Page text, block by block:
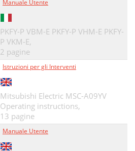
Manuale Utente
PKFY-P VBM-E PKFY-P VHM-E PKFY-
P VKM-E,
2 pagine
Istruzioni per gli Interventi
Mitsubishi Electric MSC-A09YV
Operating instructions,
13 pagine
Manuale Utente